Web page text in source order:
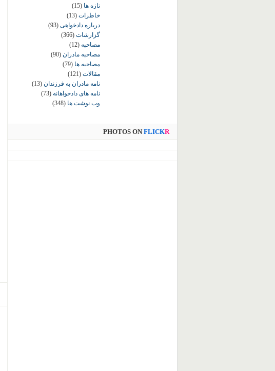
تازه ها (15)
خاطرات (13)
درباره دادخواهی (93)
گزارشات (366)
مصاحبه (12)
مصاحبه مادران (90)
مصاحبه ها (79)
مقالات (121)
نامه مادران به فرزندان (13)
نامه های دادخواهانه (73)
وب نوشت ها (348)
PHOTOS ON FLICKR